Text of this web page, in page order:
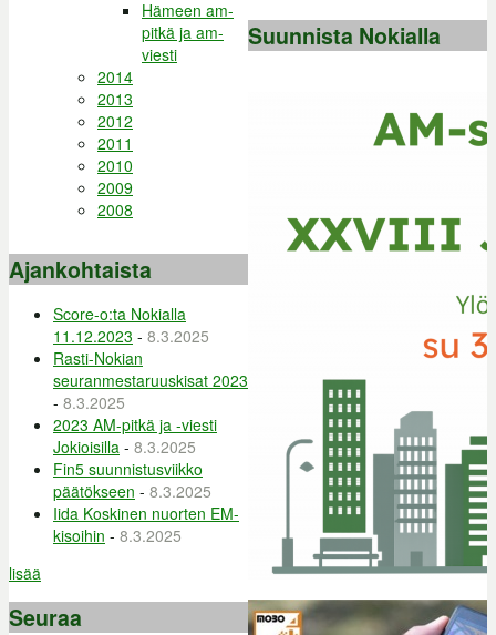
Hämeen am-
pitkä ja am-
viesti
2014
2013
2012
2011
2010
2009
2008
Ajankohtaista
Score-o:ta Nokialla
11.12.2023 - 8.3.2025
Rasti-Nokian
seuranmestaruuskisat 2023
- 8.3.2025
2023 AM-pitkä ja -viesti
Jokioisilla - 8.3.2025
Fin5 suunnistusviikko
päätökseen - 8.3.2025
Iida Koskinen nuorten EM-
kisoihin - 8.3.2025
lisää
Seuraa
Suunnista Nokialla